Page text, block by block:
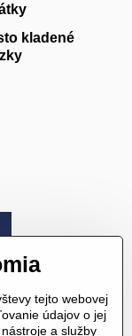
kladené
tejto webovej
údajov o jej
a služby